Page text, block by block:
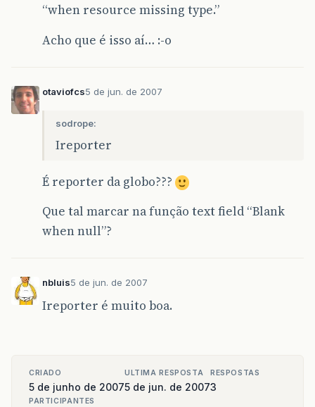
“when resource missing type.”
Acho que é isso aí… :-o
otaviofcs5 de jun. de 2007
sodrope:
Ireporter
É reporter da globo???
Que tal marcar na função text field “Blank
when null”?
nbluis5 de jun. de 2007
Ireporter é muito boa.
CRIADO
5 de junho de 2007
ULTIMA RESPOSTA
5 de jun. de 2007
RESPOSTAS
3
PARTICIPANTES